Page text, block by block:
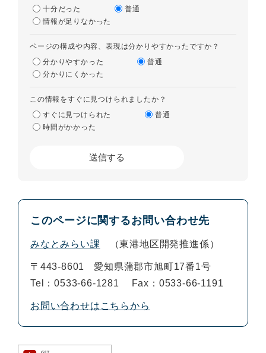
十分だった
普通
情報が足りなかった
ページの構成や内容、表現は分かりやすかったですか？
分かりやすかった
普通
分かりにくかった
この情報をすぐに見つけられましたか？
すぐに見つけられた
普通
時間がかかった
このページに関するお問い合わせ先
みなとみらい課 東港地区開発推進係
〒443-8601
愛知県蒲郡市旭町17番1号
Tel：0533-66-1281
Fax：0533-66-1191
お問い合わせはこちらから